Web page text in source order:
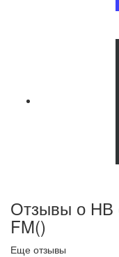
Отзывы о НВ
FM()
Еще отзывы